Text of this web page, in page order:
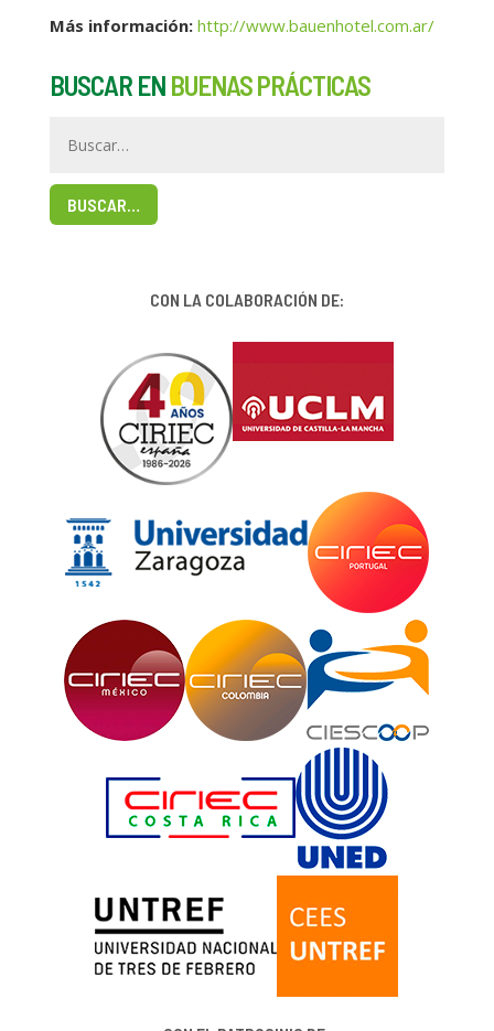
Más información: http://www.bauenhotel.com.ar/
BUSCAR EN BUENAS PRÁCTICAS
BUSCAR…
CON LA COLABORACIÓN DE: